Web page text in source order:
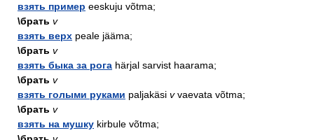
взять пример eeskuju võtma;
\брать v
взять верх peale jääma;
\брать v
взять быка за рога härjal sarvist haarama;
\брать v
взять голыми руками paljakäsi vvaevata võtma;
\брать v
взять на мушку kirbule võtma;